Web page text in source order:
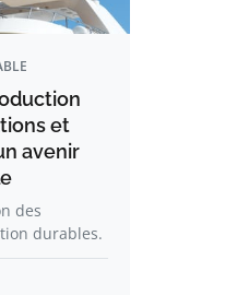
et
avenir
des
durables.